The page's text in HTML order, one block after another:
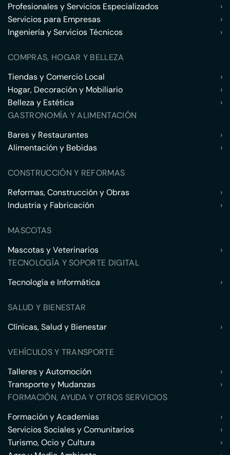
Profesionales y Servicios Especializados
›
Servicios para Empresas
›
Ingeniería y Servicios Técnicos
›
COMPRAS, HOGAR Y BELLEZA
Tiendas y Comercio Local
›
Hogar, Decoración y Mobiliario
›
Belleza y Estética
›
GASTRONOMÍA Y ALIMENTACIÓN
Bares y Restaurantes
›
Alimentación y Bebidas
›
CONSTRUCCIÓN Y REFORMAS
Reformas, Construcción y Obras
›
Industria y Fabricación
›
MASCOTAS
Mascotas y Veterinarios
›
TECNOLOGÍA Y SOPORTE DIGITAL
Tecnología e Informática
›
SALUD Y BIENESTAR
Clínicas, Salud y Bienestar
›
VEHÍCULOS Y TRANSPORTE
Talleres y Automoción
›
Transporte y Mudanzas
›
FORMACIÓN, AYUDA Y OTROS SERVICIOS
Formación y Academias
›
Servicios Sociales y Comunitarios
›
Turismo, Ocio y Cultura
›